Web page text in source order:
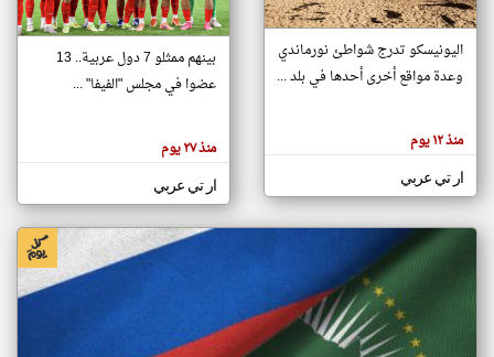
تغيير الدولة
اخبار جزر القمر على مدار الساعة
أهم اخبار جزر القمر العاجلة والمباشرة
هنا عن
وجهة
كاتبيها.
اليونيسكو تدرج شواطئ نورماندي
وعدة مواقع أخرى أحدها في بلد ...
منذ ١٢ يوم
ار تي عربي
بينهم ممثلو 7 دول عربية.. 13
عضوا في مجلس "الفيفا" ...
منذ ٢٧ يوم
ار تي عربي
klyoum.com